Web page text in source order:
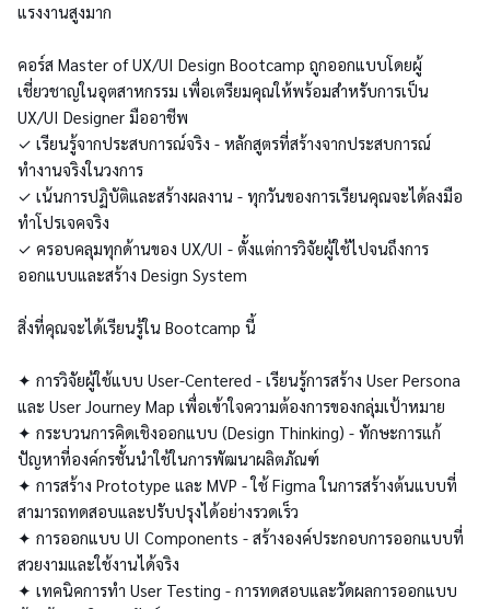
แรงงานสูงมาก
คอร์ส Master of UX/UI Design Bootcamp ถูกออกแบบโดยผู้
เชี่ยวชาญในอุตสาหกรรม เพื่อเตรียมคุณให้พร้อมสำหรับการเป็น
UX/UI Designer มืออาชีพ
✓ เรียนรู้จากประสบการณ์จริง - หลักสูตรที่สร้างจากประสบการณ์
ทำงานจริงในวงการ
✓ เน้นการปฏิบัติและสร้างผลงาน - ทุกวันของการเรียนคุณจะได้ลงมือ
ทำโปรเจคจริง
✓ ครอบคลุมทุกด้านของ UX/UI - ตั้งแต่การวิจัยผู้ใช้ไปจนถึงการ
ออกแบบและสร้าง Design System
สิ่งที่คุณจะได้เรียนรู้ใน Bootcamp นี้
✦ การวิจัยผู้ใช้แบบ User-Centered - เรียนรู้การสร้าง User Persona
และ User Journey Map เพื่อเข้าใจความต้องการของกลุ่มเป้าหมาย
✦ กระบวนการคิดเชิงออกแบบ (Design Thinking) - ทักษะการแก้
ปัญหาที่องค์กรชั้นนำใช้ในการพัฒนาผลิตภัณฑ์
✦ การสร้าง Prototype และ MVP - ใช้ Figma ในการสร้างต้นแบบที่
สามารถทดสอบและปรับปรุงได้อย่างรวดเร็ว
✦ การออกแบบ UI Components - สร้างองค์ประกอบการออกแบบที่
สวยงามและใช้งานได้จริง
✦ เทคนิคการทำ User Testing - การทดสอบและวัดผลการออกแบบ